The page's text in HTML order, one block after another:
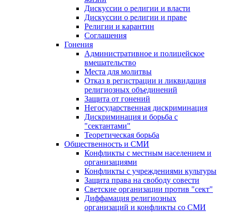
Дискуссии о религии и власти
Дискуссии о религии и праве
Религии и карантин
Соглашения
Гонения
Административное и полицейское
вмешательство
Места для молитвы
Отказ в регистрации и ликвидация
религиозных объединений
Защита от гонений
Негосударственная дискриминация
Дискриминация и борьба с
"сектантами"
Теоретическая борьба
Общественность и СМИ
Конфликты с местным населением и
организациями
Конфликты с учреждениями культуры
Защита права на свободу совести
Светские организации против "сект"
Диффамация религиозных
организаций и конфликты со СМИ